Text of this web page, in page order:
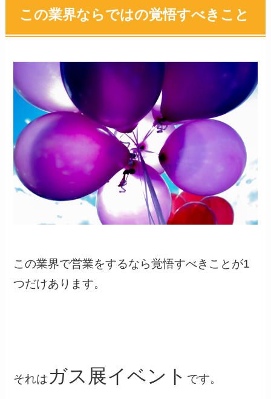
この業界ならではの覚悟すべきこと
この業界で営業をするなら覚悟すべきことが1
つだけあります。
それは ガス展イベント です。